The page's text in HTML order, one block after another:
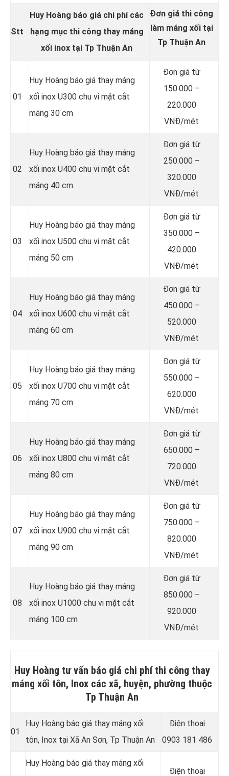
Stt
Huy Hoàng báo giá chi phí các
hạng mục thi công thaymáng
xối inox tại Tp Thuận An
Đơn giá thi công
làm máng xối tại
Tp Thuận An
01
Huy Hoàng báo giá thay máng
xối inox U300 chu vi mặt cắt
máng 30 cm
Đơn giá từ
150.000 –
220.000
VNĐ/mét
02
Huy Hoàng báo giá thay máng
xối inox U400 chu vi mặt cắt
máng 40 cm
Đơn giá từ
250.000 –
320.000
VNĐ/mét
03
Huy Hoàng báo giá thay máng
xối inox U500 chu vi mặt cắt
máng 50 cm
Đơn giá từ
350.000 –
420.000
VNĐ/mét
04
Huy Hoàng báo giá thay máng
xối inox U600 chu vi mặt cắt
máng 60 cm
Đơn giá từ
450.000 –
520.000
VNĐ/mét
05
Huy Hoàng báo giá thay máng
xối inox U700 chu vi mặt cắt
máng 70 cm
Đơn giá từ
550.000 –
620.000
VNĐ/mét
06
Huy Hoàng báo giá thay máng
xối inox U800 chu vi mặt cắt
máng 80 cm
Đơn giá từ
650.000 –
720.000
VNĐ/mét
07
Huy Hoàng báo giá thay máng
xối inox U900 chu vi mặt cắt
máng 90 cm
Đơn giá từ
750.000 –
820.000
VNĐ/mét
08
Huy Hoàng báo giá thay máng
xối inox U1000 chu vi mặt cắt
máng 100 cm
Đơn giá từ
850.000 –
920.000
VNĐ/mét
Huy Hoàng tư vấn báo giá chi phí thi công thay
máng xối tôn, Inox các xã, huyện, phường thuộc
Tp Thuận An
01
Huy Hoàng báo giá thay máng xối
tôn, Inox tại Xã An Sơn, Tp Thuận An
Điện thoại
0903 181 486
Huy Hoàng báo giá thay máng xối
Điện thoại